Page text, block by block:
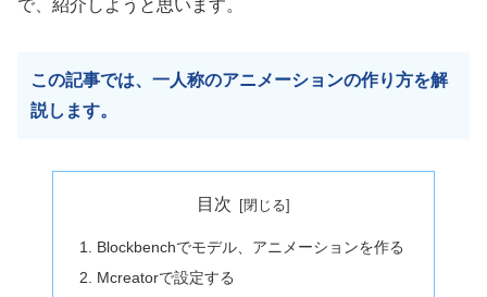
で、紹介しようと思います。
この記事では、一人称のアニメーションの作り方を解
説します。
目次
Blockbenchでモデル、アニメーションを作る
Mcreatorで設定する